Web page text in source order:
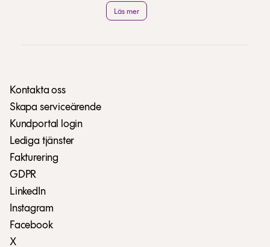
lokaler med bästa service, nära
Westfield Mall o...
Läs mer
Kontakta oss
Skapa serviceärende
Kundportal login
Lediga tjänster
Fakturering
GDPR
LinkedIn
Instagram
Facebook
X